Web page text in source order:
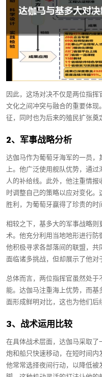
因此，这场对决不仅是两位指
文化之间冲突与融合的重要体
征，同时也为后来的殖民扩张奠
2、军事战略分析
达伽马作为葡萄牙海军的一员
上。他广泛使用舰队优势，通
人的补给线。此外，他注重情
时调整自己的策略以应对变化
胜利，为葡萄牙赢得了珍贵的时
相较之下，基多大的军事战略
术。他充分利用当地地形进行防
他积极寻求各部落间的联盟，共
面临诸多挑战，但却展示了他对
总体而言，两位指挥官虽然处
能。达伽马注重海上优势，而
面形成鲜明对比，这也为他们后
3、战术运用比较
在具体战术层面，达伽马采取
炮和船只快速移动，在短时间内
他常常选择夜间行动，以降低